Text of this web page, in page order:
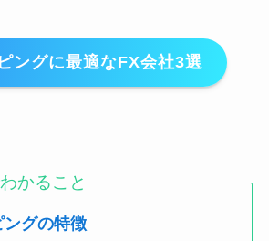
ングに最適なFX会社3選
かること
ングの特徴